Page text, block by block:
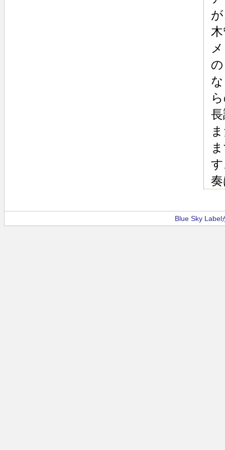
Blue Sky Label